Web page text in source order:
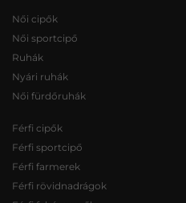
Női cipők
Női sportcipő
Ruhák
Nyári ruhák
Női fürdőruhák
Férfi cipők
Férfi sportcipő
Férfi farmerek
Férfi rövidnadrágok